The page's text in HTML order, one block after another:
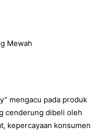
Mewah
mengacu pada produk
cenderung dibeli oleh
kepercayaan konsumen